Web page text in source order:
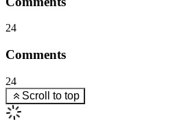
24
Comments
24
Scroll to top